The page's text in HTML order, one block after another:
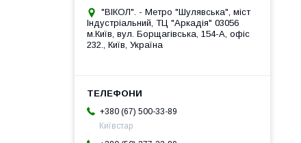
"ВІКОЛ". - Метро "Шулявська", міст
Індустріальний, ТЦ "Аркадія" 03056
м.Київ, вул. Борщагівська, 154-А, офіс
232., Київ, Україна
+380 (67) 500-33-89
Київстар